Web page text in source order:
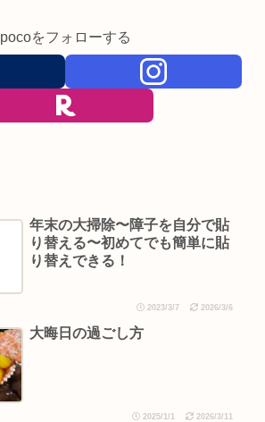
pocoをフォローする
年末の大掃除〜障子を自分で貼
り替える〜初めてでも簡単に貼
り替えできる！
2023/3/7 2026/3/6
大晦日の過ごし方
2025/1/1 2026/3/11